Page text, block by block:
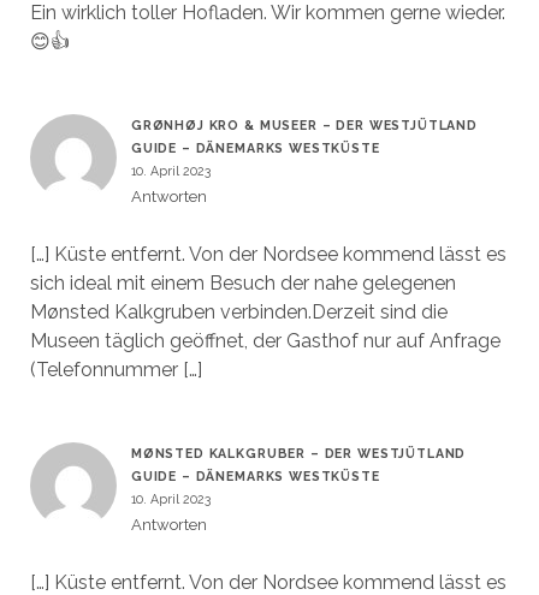
Ein wirklich toller Hofladen. Wir kommen gerne wieder.
😊👍
GRØNHØJ KRO & MUSEER – DER WESTJÜTLAND
GUIDE – DÄNEMARKS WESTKÜSTE
10. April 2023
Antworten
[…] Küste entfernt. Von der Nordsee kommend lässt es
sich ideal mit einem Besuch der nahe gelegenen
Mønsted Kalkgruben verbinden.Derzeit sind die
Museen täglich geöffnet, der Gasthof nur auf Anfrage
(Telefonnummer […]
MØNSTED KALKGRUBER – DER WESTJÜTLAND
GUIDE – DÄNEMARKS WESTKÜSTE
10. April 2023
Antworten
[…] Küste entfernt. Von der Nordsee kommend lässt es